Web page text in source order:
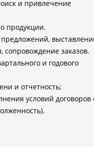
и привлечение
продукции.
сопровождение заказов.
и годового
и отчетность;
условий договоров